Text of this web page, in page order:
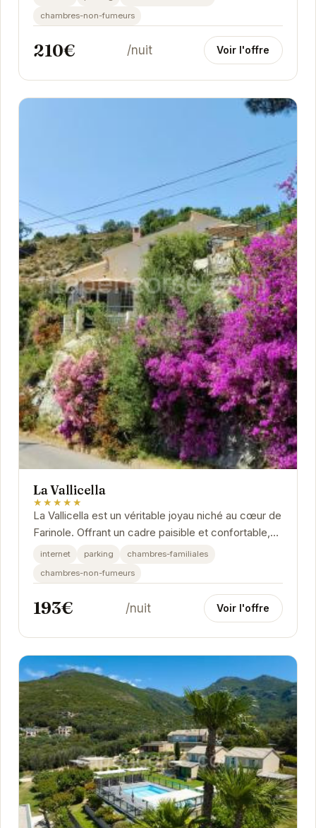
chambres-non-fumeurs
210€ /nuit Voir l'offre
La Vallicella
★★★★★
La Vallicella est un véritable joyau niché au cœur de
Farinole. Offrant un cadre paisible et confortable,
cet établissement est idéal pour une...
internet parking
chambres-familiales
chambres-non-fumeurs
193€ /nuit Voir l'offre